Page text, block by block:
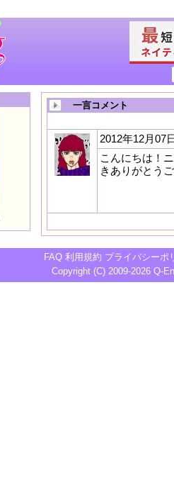
一言コメント
2012年12月07
こんにちは！
きありがとう
FAQ 利用規約 プライバシーポ
Copyright (C) 2009-2026 Q-